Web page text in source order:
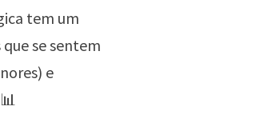
tem um
que se sentem
e